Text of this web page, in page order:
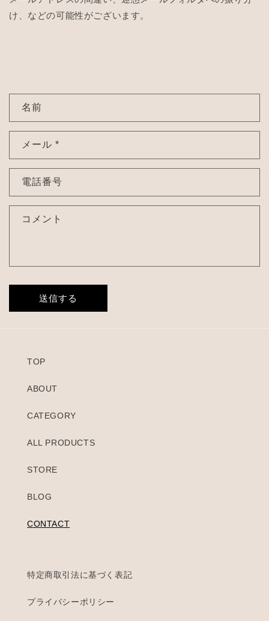
け、などの可能性がございます。
い
わ
フ
ォ
名前
メール *
電話番号
コメント
送信する
TOP
ABOUT
CATEGORY
ALL PRODUCTS
STORE
BLOG
CONTACT
特定商取引法に基づく表記
プライバシーポリシー